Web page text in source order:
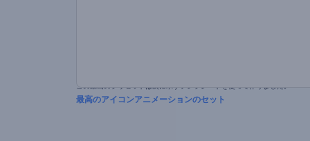
この動画のプリセットは次に示すテンプレートを使って作りました。
最高のアイコンアニメーションのセット